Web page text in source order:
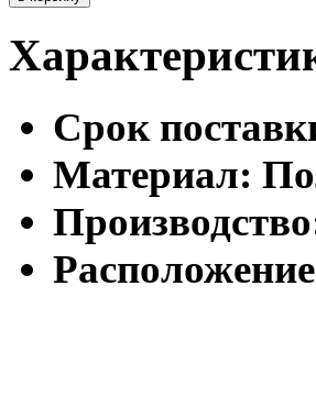
Cрок
Материал: